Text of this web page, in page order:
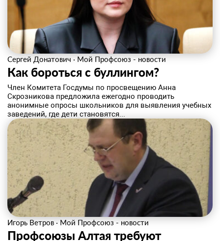
Сергей Донатович · Мой Профсоюз - новости
Как бороться с буллингом?
Член Комитета Госдумы по просвещению Анна
Скрозникова предложила ежегодно проводить
анонимные опросы школьников для выявления учебных
заведений, где дети становятся...
Игорь Ветров · Мой Профсоюз - новости
Профсоюзы Алтая требуют